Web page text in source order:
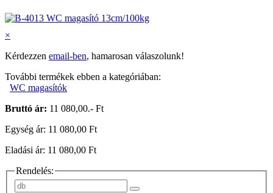
×
Kérdezzen email-ben, hamarosan válaszolunk!
További termékek ebben a kategóriában:
WC magasítók
Bruttó ár: 11 080,00.- Ft
Egység ár: 11 080,00 Ft
Eladási ár: 11 080,00 Ft
Rendelés: